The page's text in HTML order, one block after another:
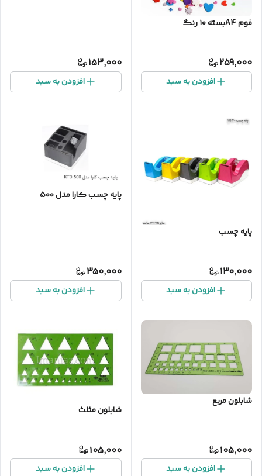
فوم A4بسته ۱۰ رنگ
259,000
افزودن به سبد
153,000
افزودن به سبد
پایه چسب
130,000
افزودن به سبد
پایه چسب کارا مدل ۵۰۰
350,000
افزودن به سبد
شابلون مربع
105,000
افزودن به سبد
شابلون مثلث
105,000
افزودن به سبد